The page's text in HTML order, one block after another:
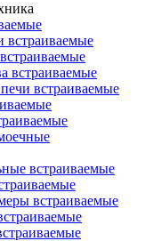
встраиваемые
встраиваемые
встраиваемые
встраиваемые
встраиваемые